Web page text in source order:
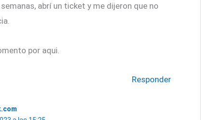
abrí un ticket y me dijeron que no
por aqui.
Responder